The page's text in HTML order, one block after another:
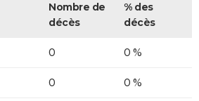
Nombre de
décès
% des
décès
0 0 %
0 0 %